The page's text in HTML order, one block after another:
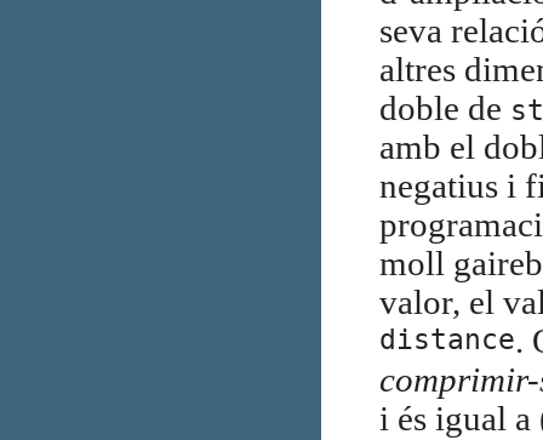
seva
altres
doble de
amb el
negatius i
moll
valor, el
distance.
comprimir-
i és igual a